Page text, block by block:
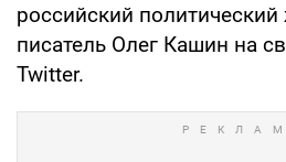
российский
писатель Олег Кашин на
Twitter.